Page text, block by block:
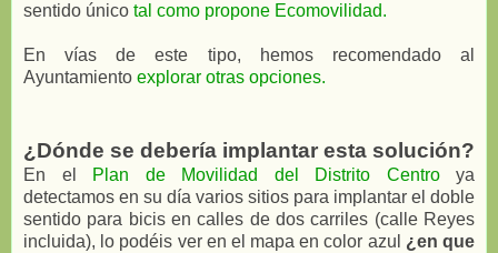
sentido único tal como propone Ecomovilidad.
En vías de este tipo, hemos recomendado al
Ayuntamiento explorar otras opciones.
¿Dónde se debería implantar esta solución?
En el Plan de Movilidad del Distrito Centro ya
detectamos en su día varios sitios para implantar el doble
sentido para bicis en calles de dos carriles (calle Reyes
incluida), lo podéis ver en el mapa en color azul ¿en que